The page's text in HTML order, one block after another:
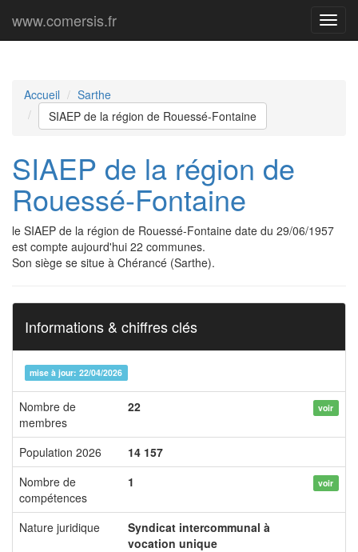
Menu
www.comersis.fr
Accueil
Sarthe
SIAEP de la région de Rouessé-Fontaine
SIAEP de la région de
Rouessé-Fontaine
le SIAEP de la région de Rouessé-Fontaine date du 29/06/1957
est compte aujourd'hui 22 communes.
Son siège se situe à Chérancé (Sarthe).
Informations & chiffres clés
mise à jour: 22/04/2026
Nombre de
membres
22 voir
Population 2026
14 157
Nombre de
compétences
1 voir
Nature juridique
Syndicat intercommunal à
vocation unique